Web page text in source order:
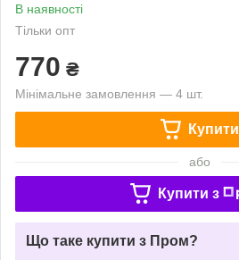
В наявності
Тільки опт
770 ₴
Мінімальне замовлення — 4 шт.
Купити
або
Купити з
Що таке купити з Пром?